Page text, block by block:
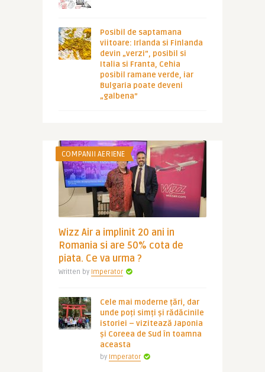
Posibil de saptamana
viitoare: Irlanda si Finlanda
devin „verzi”, posibil si
Italia si Franta, Cehia
posibil ramane verde, iar
Bulgaria poate deveni
„galbena”
COMPANII AERIENE
Wizz Air a implinit 20 ani in
Romania si are 50% cota de
piata. Ce va urma ?
Written by Imperator
Cele mai moderne țări, dar
unde poți simți și rădăcinile
istoriei – vizitează Japonia
și Coreea de Sud în toamna
aceasta
by Imperator